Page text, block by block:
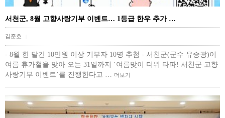
서천군, 8월 고향사랑기부 이벤트… 1등급 한우 추가 …
김준호
- 8월 한 달간 10만원 이상 기부자 10명 추첨 - 서천군(군수 유승광)이
여름 휴가철을 맞아 오는 31일까지 ‘여름맞이 더위 타파! 서천군 고향
사랑기부 이벤트’를 진행한다고 …
더보기